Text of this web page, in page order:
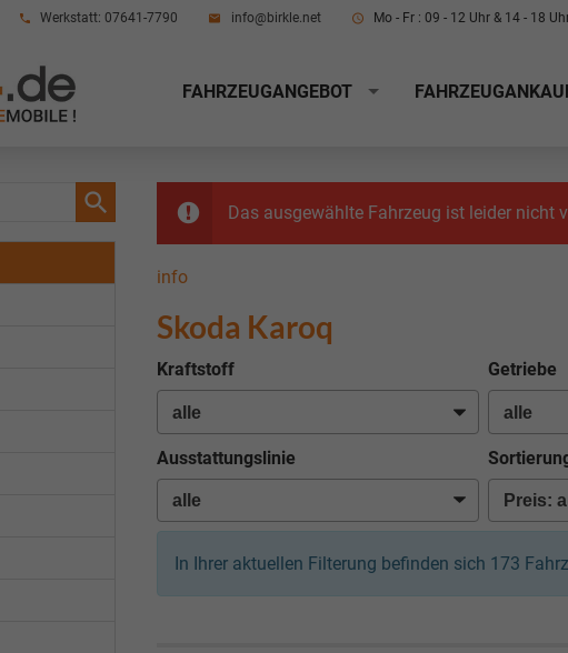
Werkstatt: 07641-7790 info@birkle.net Mo - Fr : 09 - 12 Uhr & 14 - 18
FAHRZEUGANGEBOT
Das ausgewählte Fahrzeug ist leider nicht
info
Skoda Karoq
Kraftstoff Getriebe
Ausstattungslinie
In Ihrer aktuellen Filterung befinden sich 173